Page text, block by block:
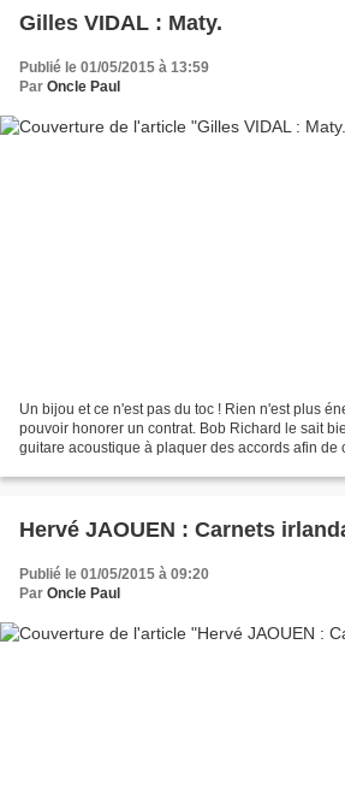
Gilles VIDAL : Maty.
Publié le 01/05/2015 à 13:59
Par Oncle Paul
Un bijou et ce n'est pas du toc ! Rien n'est plus
pouvoir honorer un contrat. Bob Richard le sait
guitare acoustique à plaquer des accords afin de
Hervé JAOUEN : Carnets
Publié le 01/05/2015 à 09:20
Par Oncle Paul